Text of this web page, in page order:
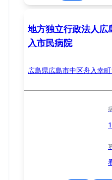
地方独立行政法人
入市民病院
広島県広島市中区舟入幸